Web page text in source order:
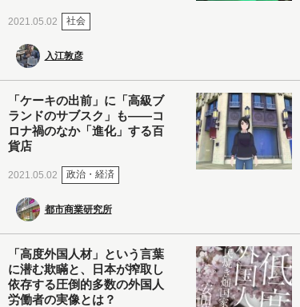
2021.05.02 社会
入江敦彦
「ケーキの出前」に「高級ブ
ランドのサブスク」も――コ
ロナ禍のなか「進化」する百
貨店
2021.05.02 政治・経済
都市商業研究所
「高度外国人材」という言葉
に潜む欺瞞と、日本が搾取し
依存する圧倒的多数の外国人
労働者の実像とは？